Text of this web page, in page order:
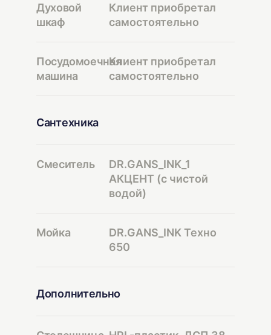
Духовой
шкаф
Клиент приобретал
самостоятельно
Посудомоечная
машина
Клиент приобретал
самостоятельно
Сантехника
Смеситель
DR.GANS_INK_1
АКЦЕНТ (с чистой
водой)
Мойка
DR.GANS_INK Техно
650
Дополнительно